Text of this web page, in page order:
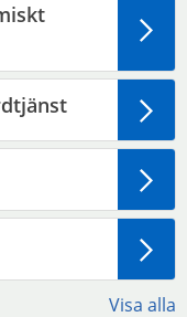
Visa alla